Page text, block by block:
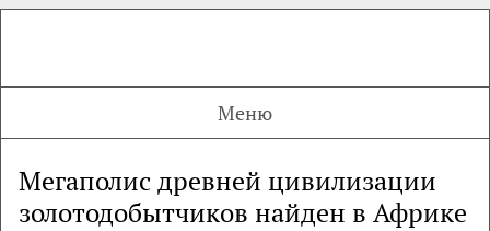
Меню
Мегаполис древней цивилизации
золотодобытчиков найден в Африке